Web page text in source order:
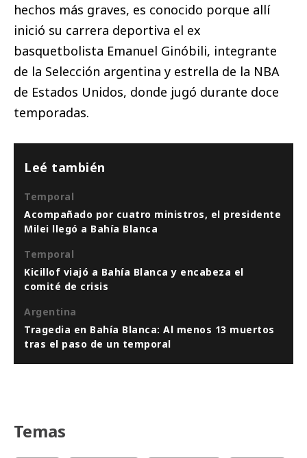
hechos más graves, es conocido porque allí
inició su carrera deportiva el ex
basquetbolista Emanuel Ginóbili, integrante
de la Selección argentina y estrella de la NBA
de Estados Unidos, donde jugó durante doce
temporadas.
Leé también
Temporal
Acompañado por cuatro ministros, el presidente
Milei llegó a Bahía Blanca
Temporal
Kicillof viajó a Bahía Blanca y encabeza el
comité de crisis
Argentina
Tragedia en Bahía Blanca: Al menos 13 muertos
tras el paso de un temporal
Temas